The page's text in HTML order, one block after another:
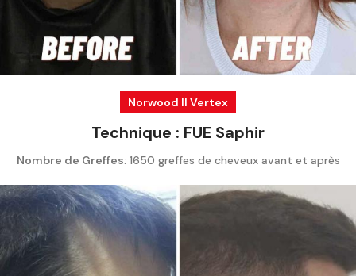
Norwood II Vertex
Technique : FUE Saphir
Nombre de Greffes: 1650 greffes de cheveux avant et après